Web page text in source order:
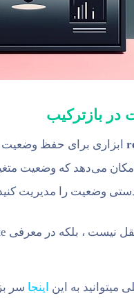
دستی وضعیت را مدیریت
میتوانید به این اینجا سر